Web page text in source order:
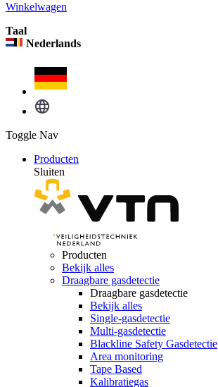
Winkelwagen
Taal
Nederlands
Toggle Nav
Producten
Sluiten
Producten
Bekijk alles
Draagbare gasdetectie
Draagbare gasdetectie
Bekijk alles
Single-gasdetectie
Multi-gasdetectie
Blackline Safety Gasdetectie
Area monitoring
Tape Based
Kalibratiegas